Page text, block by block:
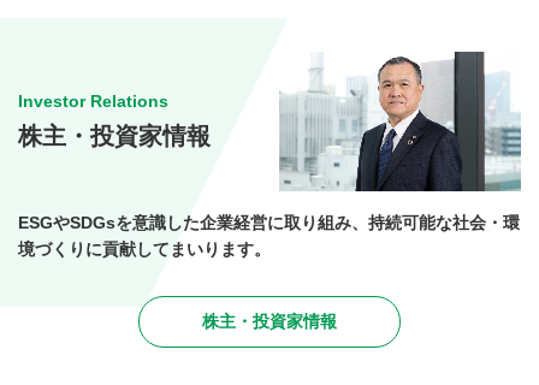
Investor Relations
株主・投資家情報
ESGやSDGsを意識した企業経営に取り組み、持続可能な社会・環
境づくりに貢献してまいります。
株主・投資家情報